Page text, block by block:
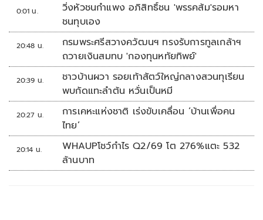
0:01 น.
วิ่งหัวชนกำแพง อภิสิทธิ์ชน 'พรรคส้ม'รอมหา
ชนทุบเอง
20:48 น.
กรมพระศรีสวางควัฒนฯ ทรงรับการทูลเกล้าฯ
ถวายเงินสมทบ 'กองทุนหทัยทิพย์'
20:39 น.
ชาวบ้านผวา รอยเท้าสัตว์ใหญ่กลางสวนทุเรียน
พบกัดแทะลำต้น หวั่นเป็นหมี
20:27 น.
การเคหะแห่งชาติ เร่งขับเคลื่อน ‘บ้านเพื่อคน
ไทย’
20:14 น.
WHAUPโชว์กำไร Q2/69 โต 276%แตะ 532
ล้านบาท